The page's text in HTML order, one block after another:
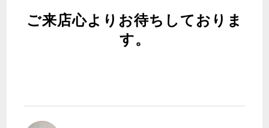
ご来店心よりお待ちしておりま
す。